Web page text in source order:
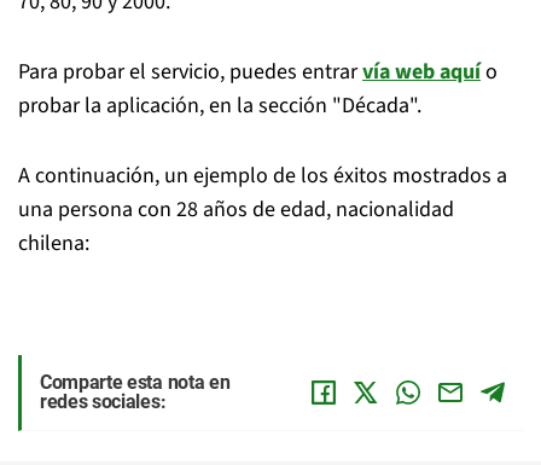
Para probar el servicio, puedes entrarvía web aquío
probar la aplicación, en la sección "Década".
A continuación, un ejemplo de los éxitos mostrados a
una persona con 28 años de edad, nacionalidad
chilena:
Comparte esta nota en
redes sociales: